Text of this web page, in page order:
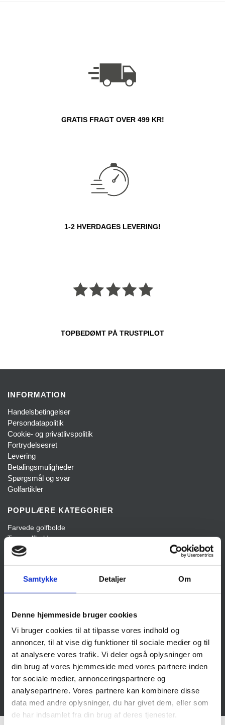
Samtykke Detaljer Om
Denne hjemmeside bruger cookies
Vi bruger cookies til at tilpasse vores indhold og
annoncer, til at vise dig funktioner til sociale medier og til
at analysere vores trafik. Vi deler også oplysninger om
din brug af vores hjemmeside med vores partnere inden
for sociale medier, annonceringspartnere og
analysepartnere. Vores partnere kan kombinere disse
data med andre oplysninger, du har givet dem, eller som
de har indsamlet fra din brug af deres tjenester.
GRATIS FRAGT OVER 499 KR!
1-2 HVERDAGES LEVERING!
TOPBEDØMT PÅ TRUSTPILOT
INFORMATION
Handelsbetingelser
Persondatapolitik
Cookie- og privatlivspolitik
Fortrydelsesret
Levering
Betalingsmuligheder
Spørgsmål og svar
Golfartikler
POPULÆRE KATEGORIER
Farvede golfbolde
Tour golfbolde
Dame golfbolde
Blandede mærker
KONTAKT
8800 Viborg
Cvr nr. 34501238
Tlf. nr. 61334313
info@jyskegolfbolde.dk
© 2026 Jyskegolfbolde.dk | Alle rettigheder reserveret.